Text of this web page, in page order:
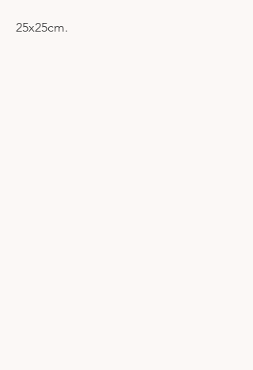
25x25cm.